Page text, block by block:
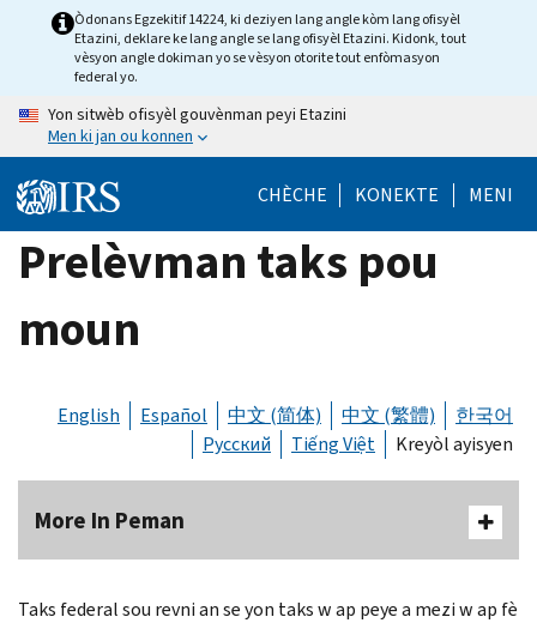
Òdonans Egzekitif 14224, ki deziyen lang angle kòm lang ofisyèl
Etazini, deklare ke lang angle se lang ofisyèl Etazini. Kidonk, tout
vèsyon angle dokiman yo se vèsyon otorite tout enfòmasyon
federal yo.
Yon sitwèb ofisyèl gouvènman peyi Etazini
Men ki jan ou konnen
CHÈCHE KONEKTE MENI
Prelèvman taks pou
moun
English Español 中文 (简体) 中文 (繁體)
한국어
Русский
Tiếng Việt Kreyòl ayisyen
More In Peman
Taks federal sou revni an se yon taks w ap peye a mezi w ap fè